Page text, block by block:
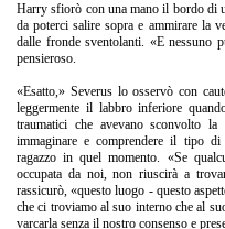
Harry sfiorò con una mano il bordo di
da poterci salire sopra e ammirare la
dalle fronde sventolanti. «E nessuno
pensieroso.
«Esatto,» Severus lo osservò con
leggermente il labbro inferiore
traumatici che avevano sconvolto
immaginare e comprendere il tipo di
ragazzo in quel momento. «Se
occupata da noi, non riuscirà a
rassicurò, «questo luogo - questo
che ci troviamo al suo interno che al
varcarla senza il nostro consenso e